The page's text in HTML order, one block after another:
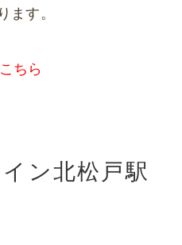
ます。
ちら
ン北松戸駅